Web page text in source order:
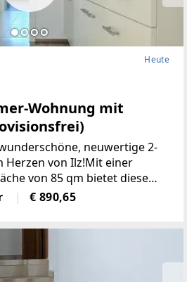
Heute
Wohnung mit
neuwertige 2-
Herzen von Ilz!Mit einer
von 85 qm bietet diese
Raumfür Singles oder Paare.
Räume überzeugen durch
€ 890,65